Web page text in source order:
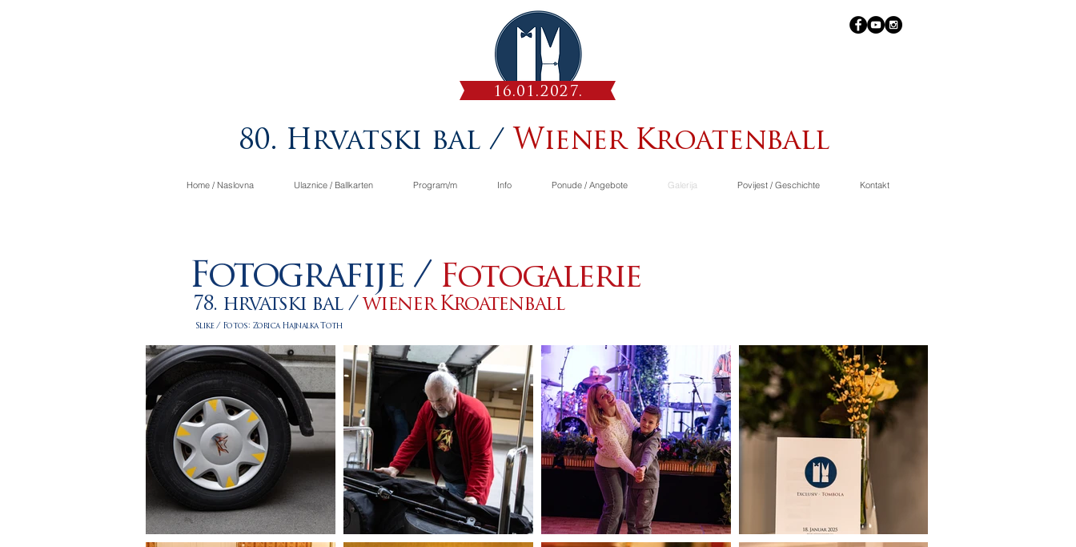
16.01.2027.
80. Hrvatski bal / Wiener Kroatenball
Home / Naslovna Ulaznice / Ballkarten Program/m Info Ponude / Angebote Galerija Povijest / Geschichte Kontakt
Fotografije / Fotogalerie
78. hrvatski bal / wiener Kroatenball
Slike / Fotos: Zorica Hajnalka Toth